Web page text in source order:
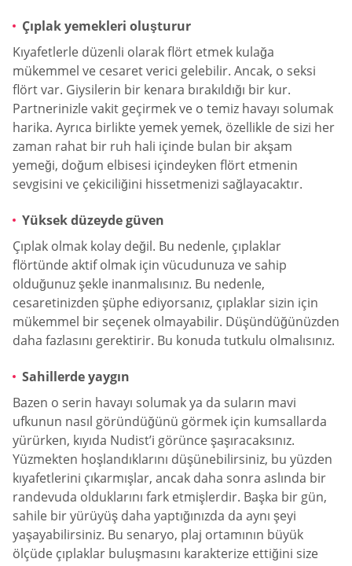
Çıplak yemekleri oluşturur
Kıyafetlerle düzenli olarak flört etmek kulağa
mükemmel ve cesaret verici gelebilir. Ancak, o seksi
flört var. Giysilerin bir kenara bırakıldığı bir kur.
Partnerinizle vakit geçirmek ve o temiz havayı solumak
harika. Ayrıca birlikte yemek yemek, özellikle de sizi her
zaman rahat bir ruh hali içinde bulan bir akşam
yemeği, doğum elbisesi içindeyken flört etmenin
sevgisini ve çekiciliğini hissetmenizi sağlayacaktır.
Yüksek düzeyde güven
Çıplak olmak kolay değil. Bu nedenle, çıplaklar
flörtünde aktif olmak için vücudunuza ve sahip
olduğunuz şekle inanmalısınız. Bu nedenle,
cesaretinizden şüphe ediyorsanız, çıplaklar sizin için
mükemmel bir seçenek olmayabilir. Düşündüğünüzden
daha fazlasını gerektirir. Bu konuda tutkulu olmalısınız.
Sahillerde yaygın
Bazen o serin havayı solumak ya da suların mavi
ufkunun nasıl göründüğünü görmek için kumsallarda
yürürken, kıyıda Nudist’i görünce şaşıracaksınız.
Yüzmekten hoşlandıklarını düşünebilirsiniz, bu yüzden
kıyafetlerini çıkarmışlar, ancak daha sonra aslında bir
randevuda olduklarını fark etmişlerdir. Başka bir gün,
sahile bir yürüyüş daha yaptığınızda da aynı şeyi
yaşayabilirsiniz. Bu senaryo, plaj ortamının büyük
ölçüde çıplaklar buluşmasını karakterize ettiğini size